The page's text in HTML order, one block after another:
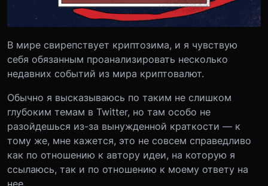
В мире свирепствует криптозима, и я чувствую
себя обязанным проанализировать несколько
недавних событий из мира криптовалют.
Обычно я высказываюсь по таким не слишком
глубоким темам в Twitter, но там особо не
разойдешься из-за вынужденной краткости — к
тому же, мне кажется, это не совсем справедливо
как по отношению к автору идеи, на которую я
ссылаюсь, так и по отношению к моему ответу на
нее.